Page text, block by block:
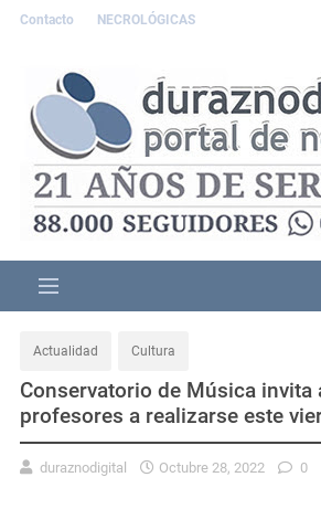
Contacto NECROLÓGICAS
Actualidad Cultura
Conservatorio de Música invita
profesores a realizarse este
duraznodigital Octubre 28, 2022 0